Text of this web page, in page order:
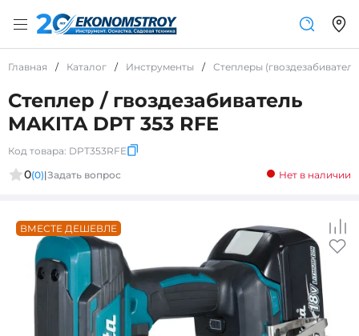
Главная / Каталог / Инструменты / Степлеры
Степлер / гвоздезабиватель
MAKITA DPT 353 RFE
Код товара: DPT353RFE
0(0)|Задать вопрос Нет в наличии
ВМЕСТЕ ДЕШЕВЛЕ